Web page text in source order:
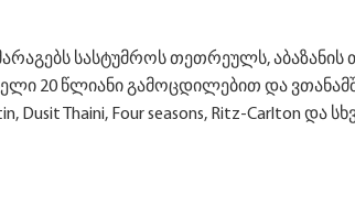
სასტუმროს თეთრეულს,
20 წლიანი გამოცდილებით და
Thaini, Four seasons, Ritz-Carlton და